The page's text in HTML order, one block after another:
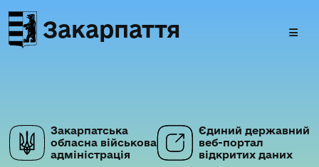
Закарпаття
Закарпатська
обласна військова
адміністрація
Єдиний державний
веб-портал
відкритих даних